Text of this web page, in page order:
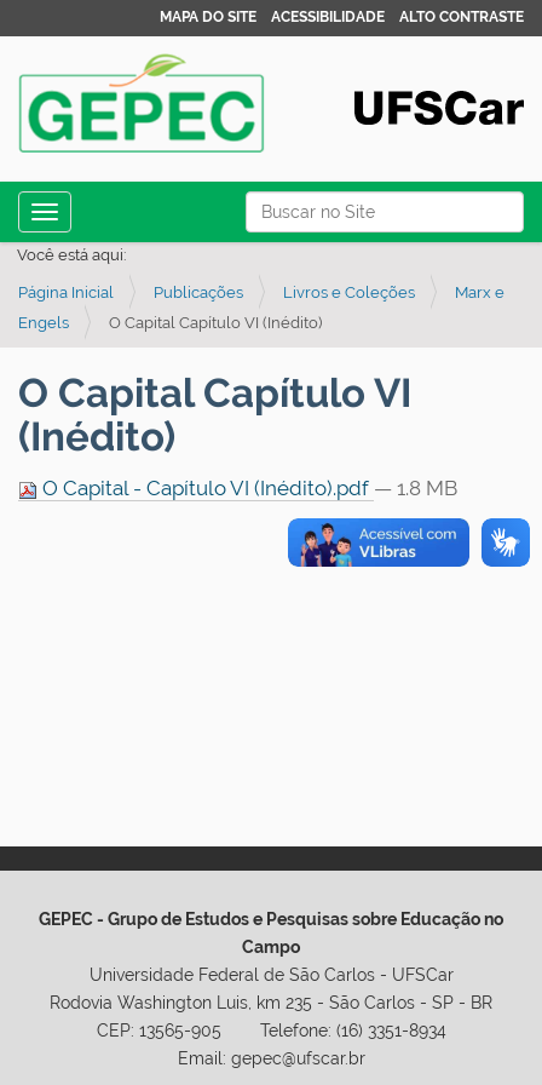
Busca
Busca Avançada…
MAPA DO SITE ACESSIBILIDADE ALTO CONTRASTE
Toggle navigation
Você está aqui:
Página Inicial Publicações Livros e Coleções
Marx e
Engels
O Capital Capítulo VI (Inédito)
O Capital Capítulo VI
(Inédito)
O Capital - Capítulo VI (Inédito).pdf — 1.8 MB
GEPEC - Grupo de Estudos e Pesquisas sobre Educação no
Campo
Universidade Federal de São Carlos - UFSCar
Rodovia Washington Luis, km 235 - São Carlos - SP - BR
CEP: 13565-905 Telefone: (16) 3351-8934
Email: gepec@ufscar.br